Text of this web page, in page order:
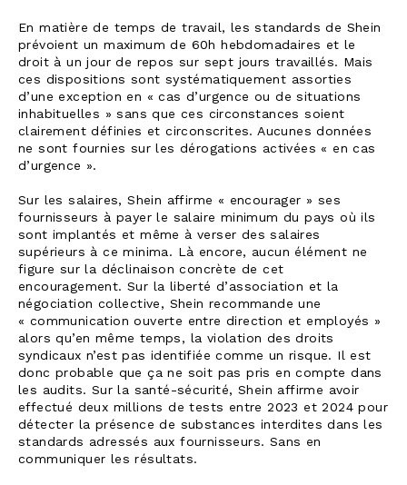
En matière de temps de travail, les standards de Shein
prévoient un maximum de 60h hebdomadaires et le
droit à un jour de repos sur sept jours travaillés. Mais
ces dispositions sont systématiquement assorties
d’une exception en « cas d’urgence ou de situations
inhabituelles » sans que ces circonstances soient
clairement définies et circonscrites. Aucunes données
ne sont fournies sur les dérogations activées « en cas
d’urgence ».
Sur les salaires, Shein affirme « encourager » ses
fournisseurs à payer le salaire minimum du pays où ils
sont implantés et même à verser des salaires
supérieurs à ce minima. Là encore, aucun élément ne
figure sur la déclinaison concrète de cet
encouragement. Sur la liberté d’association et la
négociation collective, Shein recommande une
« communication ouverte entre direction et employés »
alors qu’en même temps, la violation des droits
syndicaux n’est pas identifiée comme un risque. Il est
donc probable que ça ne soit pas pris en compte dans
les audits. Sur la santé-sécurité, Shein affirme avoir
effectué deux millions de tests entre 2023 et 2024 pour
détecter la présence de substances interdites dans les
standards adressés aux fournisseurs. Sans en
communiquer les résultats.